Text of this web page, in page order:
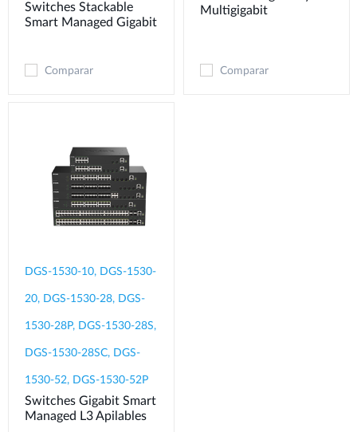
Switches Stackable
Smart Managed Gigabit
Comparar
Multigigabit
Comparar
DGS-1530-10, DGS-1530-
20, DGS-1530-28, DGS-
1530-28P, DGS-1530-28S,
DGS-1530-28SC, DGS-
1530-52, DGS-1530-52P
Switches Gigabit Smart
Managed L3 Apilables